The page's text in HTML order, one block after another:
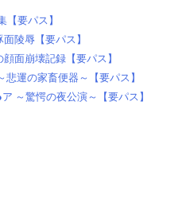
【要パス】
陵辱【要パス】
面崩壊記録【要パス】
悲運の家畜便器～【要パス】
～驚愕の夜公演～【要パス】